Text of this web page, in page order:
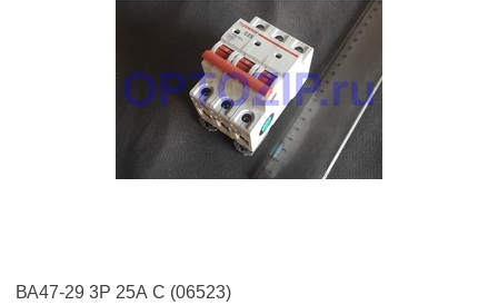
ВА47-29 3Р 25А C (06523)